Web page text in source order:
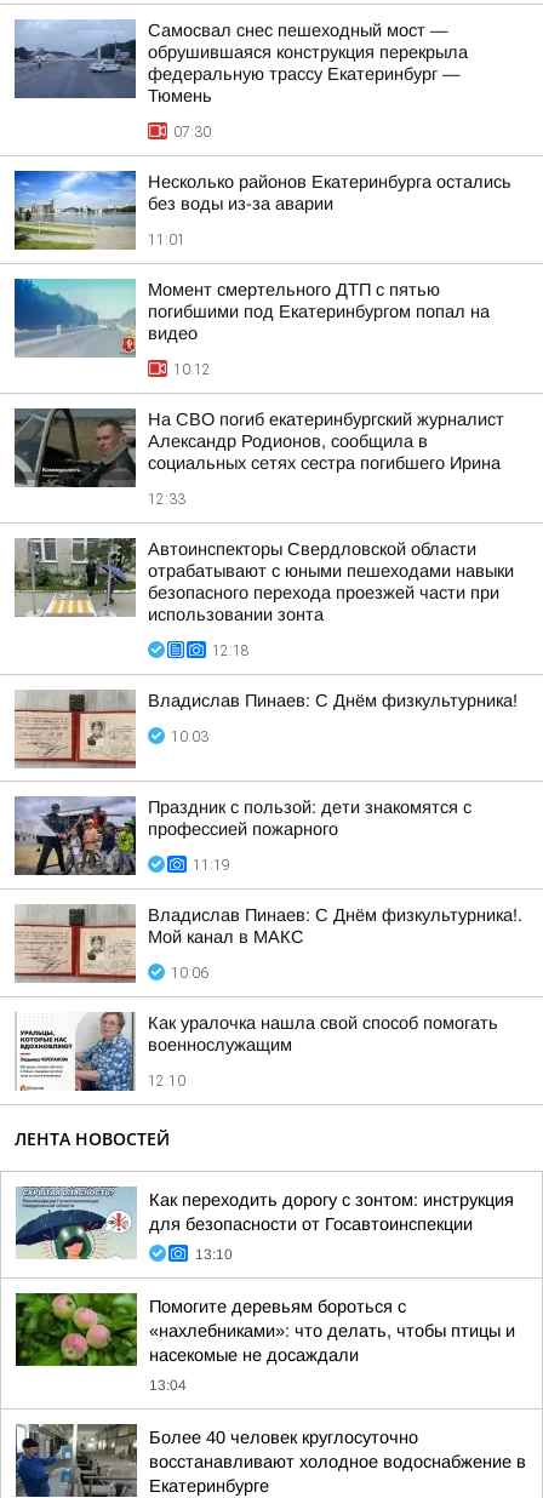
Самосвал снес пешеходный мост —
обрушившаяся конструкция перекрыла
федеральную трассу Екатеринбург —
Тюмень
07:30
Несколько районов Екатеринбурга остались
без воды из-за аварии
11:01
Момент смертельного ДТП с пятью
погибшими под Екатеринбургом попал на
видео
10:12
На СВО погиб екатеринбургский журналист
Александр Родионов, сообщила в
социальных сетях сестра погибшего Ирина
12:33
Автоинспекторы Свердловской области
отрабатывают с юными пешеходами навыки
безопасного перехода проезжей части при
использовании зонта
12:18
Владислав Пинаев: С Днём физкультурника!
10:03
Праздник с пользой: дети знакомятся с
профессией пожарного
11:19
Владислав Пинаев: С Днём физкультурника!.
Мой канал в МАКС
10:06
Как уралочка нашла свой способ помогать
военнослужащим
12:10
ЛЕНТА НОВОСТЕЙ
Как переходить дорогу с зонтом: инструкция
для безопасности от Госавтоинспекции
13:10
Помогите деревьям бороться с
«нахлебниками»: что делать, чтобы птицы и
насекомые не досаждали
13:04
Более 40 человек круглосуточно
восстанавливают холодное водоснабжение в
Екатеринбурге